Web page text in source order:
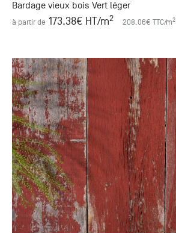
Bardage vieux bois Vert léger
à partir de 173.38€ HT/m2 208.06€ TTC/m2